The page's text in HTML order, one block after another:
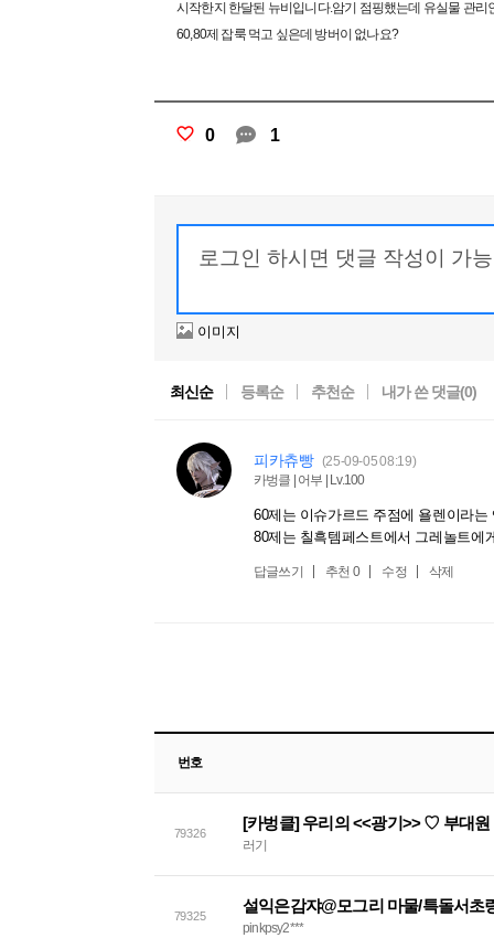
시작한지 한달된 뉴비입니다.암기 점핑했는데 유실물 관리
60,80제 잡룩 먹고 싶은데 방버이 없나요?
0 1
이미지
최신순 등록순 추천순 내가 쓴 댓글(0)
피카츄빵 (25-09-05 08:19)
카벙클 | 어부 | Lv.100
60제는 이슈가르드 주점에 욜렌이라
80제는 칠흑템페스트에서 그레놀트에
답글쓰기 추천 0 수정 삭제
번호
79326
[카벙클] 우리의 <<광기>> ♡ 부대
러기
79325
설익은감쟈@모그리 마물/특돌서초
pinkpsy2***